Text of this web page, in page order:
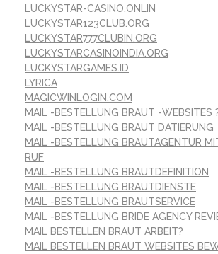
LUCKYSTAR-CASINO.ONLIN
LUCKYSTAR123CLUB.ORG
LUCKYSTAR777CLUBIN.ORG
LUCKYSTARCASINOINDIA.ORG
LUCKYSTARGAMES.ID
LYRICA
MAGICWINLOGIN.COM
MAIL -BESTELLUNG BRAUT -WEBSITES
MAIL -BESTELLUNG BRAUT DATIERUNG
MAIL -BESTELLUNG BRAUTAGENTUR
RUF
MAIL -BESTELLUNG BRAUTDEFINITION
MAIL -BESTELLUNG BRAUTDIENSTE
MAIL -BESTELLUNG BRAUTSERVICE
MAIL -BESTELLUNG BRIDE AGENCY
MAIL BESTELLEN BRAUT ARBEIT?
MAIL BESTELLEN BRAUT WEBSITES